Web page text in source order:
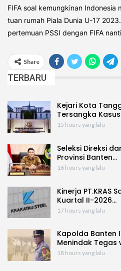
FIFA soal kemungkinan Indonesia
tuan rumah Piala Dunia U-17
pertemuan PSSI dengan FIFA
Share
TERBARU
Kejari Kota
Tersangka
15 hours yang lalu
Seleksi Direksi
Provinsi Banten…
16 hours yang lalu
Kinerja PT.KRAS
Kuartal II-2026…
17 hours yang lalu
Kapolda Banten
Menindak Tegas
18 hours yang lalu